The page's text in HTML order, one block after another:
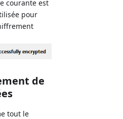
courante est
pour
de
tout le